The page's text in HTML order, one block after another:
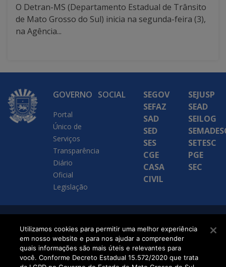
O Detran-MS (Departamento Estadual de Trânsito
de Mato Grosso do Sul) inicia na segunda-feira (3),
na Agência...
GOVERNO
Portal
Único de
Serviços
Transparência
Diário
Oficial
Legislação
SOCIAL
SEGOV
SEFAZ
SAD
SED
SES
CGE
CASA
CIVIL
SEJUSP
SEAD
SEILOG
SETESC
PGE
SEC
SETDIG | Secretaria-
Executiva de
Transformação Digital
Utilizamos cookies para permitir uma melhor experiência
em nosso website e para nos ajudar a compreender
quais informações são mais úteis e relevantes para
você. Conforme Decreto Estadual 15.572/2020 que trata